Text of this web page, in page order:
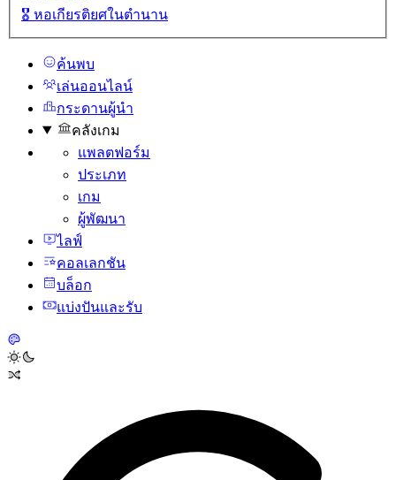
🎖️ หอเกียรติยศในตํานาน
ค้นพบ
เล่นออนไลน์
กระดานผู้นํา
คลังเกม
แพลตฟอร์ม
ประเภท
เกม
ผู้พัฒนา
ไลฟ์
คอลเลกชัน
บล็อก
แบ่งปันและรับ